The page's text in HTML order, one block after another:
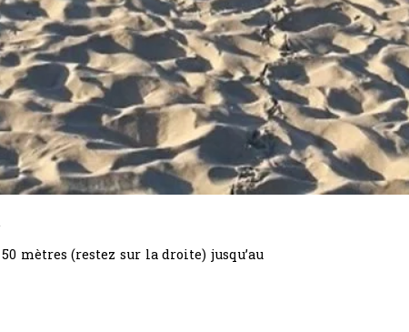
mètres (restez sur la droite) jusqu’au